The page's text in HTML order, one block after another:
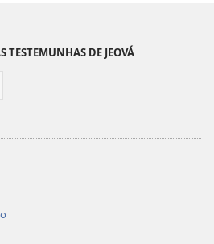
TESTEMUNHAS DE JEOVÁ